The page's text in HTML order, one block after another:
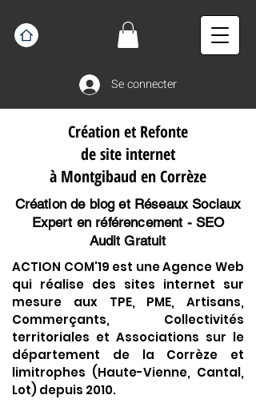
Se connecter
Création et Refonte
de site internet
à Montgibaud en Corrèze
Création de blog et Réseaux Sociaux
Expert en référencement - SEO
Audit Gratuit
ACTION COM'19 est une Agence Web
qui réalise des sites internet sur
mesure aux TPE, PME, Artisans,
Commerçants, Collectivités
territoriales et Associations sur le
département de la Corrèze et
limitrophes (Haute-Vienne, Cantal,
Lot) depuis 2010.